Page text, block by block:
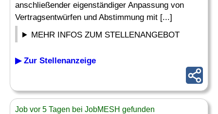
anschließender eigenständiger Anpassung von
Vertragsentwürfen und Abstimmung mit [...]
MEHR INFOS ZUM STELLENANGEBOT
▶ Zur Stellenanzeige
Job vor 5 Tagen bei JobMESH gefunden